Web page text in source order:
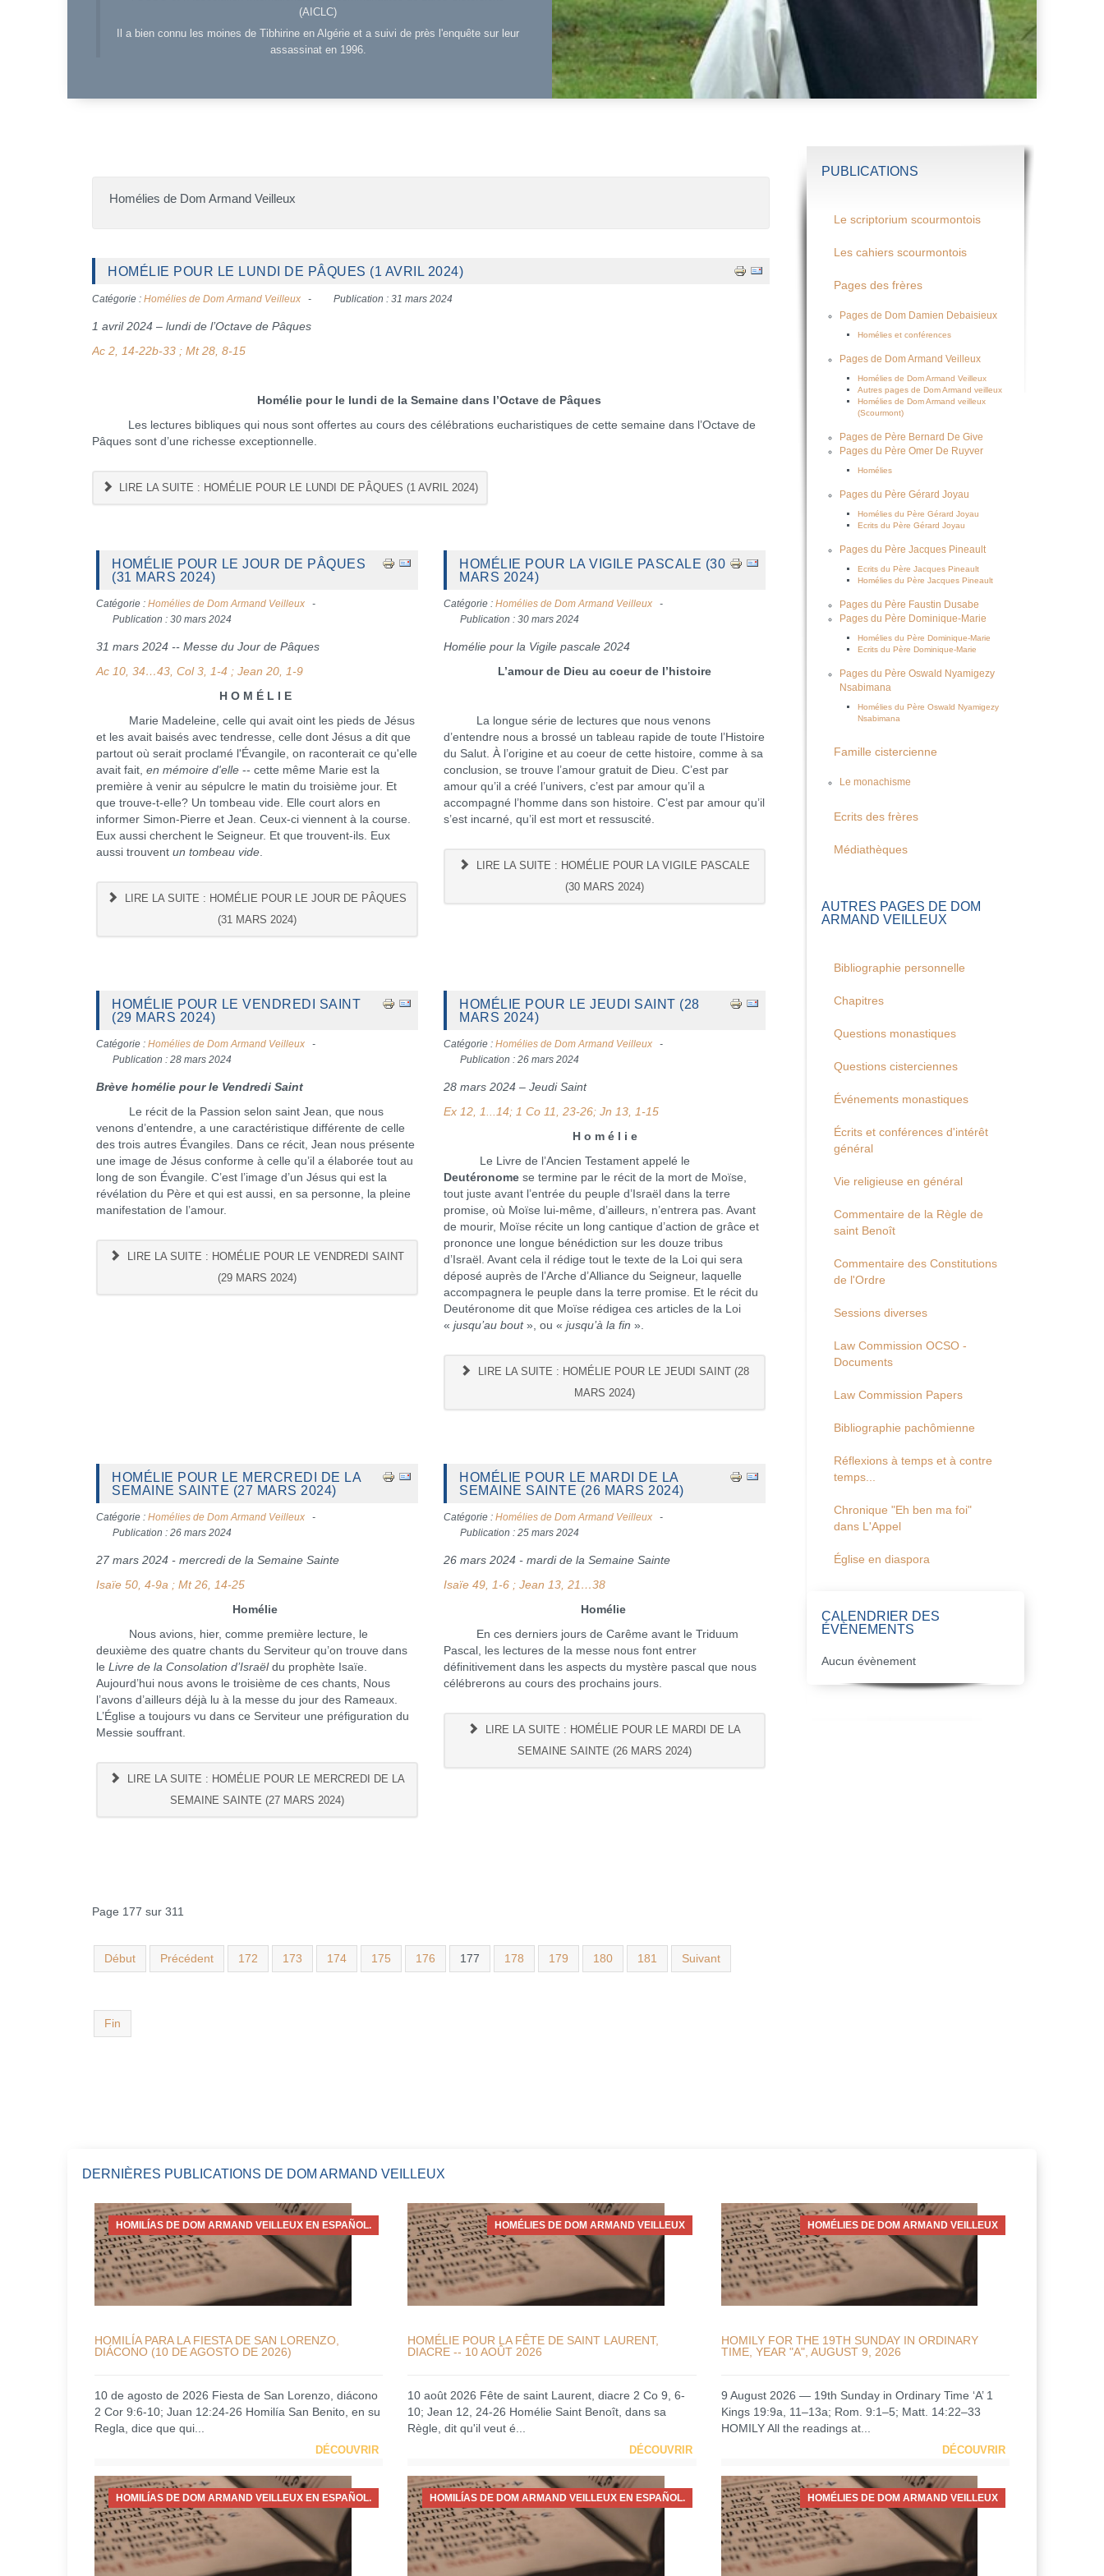
(AICLC)
Il a bien connu les moines de Tibhirine en Algérie et a suivi de près l'enquête sur leur
assassinat en 1996.
Homélies de Dom Armand Veilleux
HOMÉLIE POUR LE LUNDI DE PÂQUES (1 AVRIL 2024)
Catégorie : Homélies de Dom Armand Veilleux Publication : 31 mars 2024
1 avril 2024 – lundi de l’Octave de Pâques
Ac 2, 14-22b-33 ; Mt 28, 8-15
Homélie pour le lundi de la Semaine dans l’Octave de Pâques
Les lectures bibliques qui nous sont offertes au cours des célébrations eucharistiques de cette semaine dans l’Octave de
Pâques sont d’une richesse exceptionnelle.
LIRE LA SUITE : HOMÉLIE POUR LE LUNDI DE PÂQUES (1 AVRIL 2024)
HOMÉLIE POUR LE JOUR DE PÂQUES
(31 MARS 2024)
Catégorie : Homélies de Dom Armand Veilleux
Publication : 30 mars 2024
31 mars 2024 -- Messe du Jour de Pâques
Ac 10, 34…43, Col 3, 1-4 ; Jean 20, 1-9
H O M É L I E
Marie Madeleine, celle qui avait oint les pieds de Jésus
et les avait baisés avec tendresse, celle dont Jésus a dit que
partout où serait proclamé l'Évangile, on raconterait ce qu'elle
avait fait, en mémoire d'elle -- cette même Marie est la
première à venir au sépulcre le matin du troisième jour. Et
que trouve-t-elle? Un tombeau vide. Elle court alors en
informer Simon-Pierre et Jean. Ceux-ci viennent à la course.
Eux aussi cherchent le Seigneur. Et que trouvent-ils. Eux
aussi trouvent un tombeau vide.
LIRE LA SUITE : HOMÉLIE POUR LE JOUR DE PÂQUES
(31 MARS 2024)
HOMÉLIE POUR LA VIGILE PASCALE (30
MARS 2024)
Catégorie :Homélies de Dom Armand Veilleux
Publication : 30 mars 2024
Homélie pour la Vigile pascale 2024
L’amour de Dieu au coeur de l’histoire
La longue série de lectures que nous venons
d’entendre nous a brossé un tableau rapide de toute l’Histoire
du Salut. À l’origine et au coeur de cette histoire, comme à sa
conclusion, se trouve l’amour gratuit de Dieu. C’est par
amour qu’il a créé l’univers, c’est par amour qu’il a
accompagné l’homme dans son histoire. C’est par amour qu’il
s’est incarné, qu’il est mort et ressuscité.
LIRE LA SUITE : HOMÉLIE POUR LA VIGILE PASCALE
(30 MARS 2024)
HOMÉLIE POUR LE VENDREDI SAINT
(29 MARS 2024)
Catégorie : Homélies de Dom Armand Veilleux
Publication : 28 mars 2024
Brève homélie pour le Vendredi Saint
Le récit de la Passion selon saint Jean, que nous
venons d’entendre, a une caractéristique différente de celle
des trois autres Évangiles. Dans ce récit, Jean nous présente
une image de Jésus conforme à celle qu’il a élaborée tout au
long de son Évangile. C’est l’image d’un Jésus qui est la
révélation du Père et qui est aussi, en sa personne, la pleine
manifestation de l’amour.
LIRE LA SUITE : HOMÉLIE POUR LE VENDREDI SAINT
(29 MARS 2024)
HOMÉLIE POUR LE JEUDI SAINT (28
MARS 2024)
Catégorie :Homélies de Dom Armand Veilleux
Publication : 26 mars 2024
28 mars 2024 – Jeudi Saint
Ex 12, 1...14; 1 Co 11, 23-26; Jn 13, 1-15
H o m é l i e
Le Livre de l’Ancien Testament appelé le
Deutéronome se termine par le récit de la mort de Moïse,
tout juste avant l’entrée du peuple d’Israël dans la terre
promise, où Moïse lui-même, d’ailleurs, n’entrera pas. Avant
de mourir, Moïse récite un long cantique d’action de grâce et
prononce une longue bénédiction sur les douze tribus
d’Israël. Avant cela il rédige tout le texte de la Loi qui sera
déposé auprès de l’Arche d’Alliance du Seigneur, laquelle
accompagnera le peuple dans la terre promise. Et le récit du
Deutéronome dit que Moïse rédigea ces articles de la Loi
«jusqu’au bout», ou «jusqu’à la fin ».
LIRE LA SUITE : HOMÉLIE POUR LE JEUDI SAINT (28
MARS 2024)
HOMÉLIE POUR LE MERCREDI DE LA
SEMAINE SAINTE (27 MARS 2024)
Catégorie : Homélies de Dom Armand Veilleux
Publication : 26 mars 2024
27 mars 2024 - mercredi de la Semaine Sainte
Isaïe 50, 4-9a ; Mt 26, 14-25
Homélie
Nous avions, hier, comme première lecture, le
deuxième des quatre chants du Serviteur qu’on trouve dans
le Livre de la Consolation d’Israël du prophète Isaïe.
Aujourd’hui nous avons le troisième de ces chants, Nous
l’avons d’ailleurs déjà lu à la messe du jour des Rameaux.
L’Église a toujours vu dans ce Serviteur une préfiguration du
Messie souffrant.
LIRE LA SUITE : HOMÉLIE POUR LE MERCREDI DE LA
SEMAINE SAINTE (27 MARS 2024)
HOMÉLIE POUR LE MARDI DE LA
SEMAINE SAINTE (26 MARS 2024)
Catégorie :Homélies de Dom Armand Veilleux
Publication : 25 mars 2024
26 mars 2024 - mardi de la Semaine Sainte
Isaïe 49, 1-6 ; Jean 13, 21…38
Homélie
En ces derniers jours de Carême avant le Triduum
Pascal, les lectures de la messe nous font entrer
définitivement dans les aspects du mystère pascal que nous
célébrerons au cours des prochains jours.
LIRE LA SUITE : HOMÉLIE POUR LE MARDI DE LA
SEMAINE SAINTE (26 MARS 2024)
Page 177 sur 311
Début Précédent 172 173 174 175 176 177 178 179 180 181 Suivant
Fin
PUBLICATIONS
Le scriptorium scourmontois
Les cahiers scourmontois
Pages des frères
Pages de Dom Damien Debaisieux
Homélies et conférences
Pages de Dom Armand Veilleux
Homélies de Dom Armand Veilleux
Autres pages de Dom Armand veilleux
Homélies de Dom Armand veilleux
(Scourmont)
Pages de Père Bernard De Give
Pages du Père Omer De Ruyver
Homélies
Pages du Père Gérard Joyau
Homélies du Père Gérard Joyau
Ecrits du Père Gérard Joyau
Pages du Père Jacques Pineault
Ecrits du Père Jacques Pineault
Homélies du Père Jacques Pineault
Pages du Père Faustin Dusabe
Pages du Père Dominique-Marie
Homélies du Père Dominique-Marie
Ecrits du Père Dominique-Marie
Pages du Père Oswald Nyamigezy
Nsabimana
Homélies du Père Oswald Nyamigezy
Nsabimana
Famille cistercienne
Le monachisme
Ecrits des frères
Médiathèques
AUTRES PAGES DE DOM
ARMAND VEILLEUX
Bibliographie personnelle
Chapitres
Questions monastiques
Questions cisterciennes
Événements monastiques
Écrits et conférences d'intérêt
général
Vie religieuse en général
Commentaire de la Règle de
saint Benoît
Commentaire des Constitutions
de l'Ordre
Sessions diverses
Law Commission OCSO -
Documents
Law Commission Papers
Bibliographie pachômienne
Réflexions à temps et à contre
temps...
Chronique "Eh ben ma foi"
dans L'Appel
Église en diaspora
CALENDRIER DES
ÉVÈNEMENTS
Aucun évènement
DERNIÈRES PUBLICATIONS DE DOM ARMAND VEILLEUX
HOMILÍAS DE DOM ARMAND VEILLEUX EN ESPAÑOL.
HOMILÍA PARA LA FIESTA DE SAN LORENZO,
DIÁCONO (10 DE AGOSTO DE 2026)
10 de agosto de 2026 Fiesta de San Lorenzo, diácono
2 Cor 9:6-10; Juan 12:24-26 Homilía San Benito, en su
Regla, dice que qui...
DÉCOUVRIR
HOMÉLIES DE DOM ARMAND VEILLEUX
HOMÉLIE POUR LA FÊTE DE SAINT LAURENT,
DIACRE -- 10 AOÛT 2026
10 août 2026 Fête de saint Laurent, diacre 2 Co 9, 6-
10; Jean 12, 24-26 Homélie Saint Benoît, dans sa
Règle, dit qu'il veut é...
DÉCOUVRIR
HOMÉLIES DE DOM ARMAND VEILLEUX
HOMILY FOR THE 19TH SUNDAY IN ORDINARY
TIME, YEAR "A", AUGUST 9, 2026
9 August 2026 — 19th Sunday in Ordinary Time ‘A’ 1
Kings 19:9a, 11–13a; Rom. 9:1–5; Matt. 14:22–33
HOMILY All the readings at...
DÉCOUVRIR
HOMILÍAS DE DOM ARMAND VEILLEUX EN ESPAÑOL. HOMILÍAS DE DOM ARMAND VEILLEUX EN ESPAÑOL. HOMÉLIES DE DOM ARMAND VEILLEUX